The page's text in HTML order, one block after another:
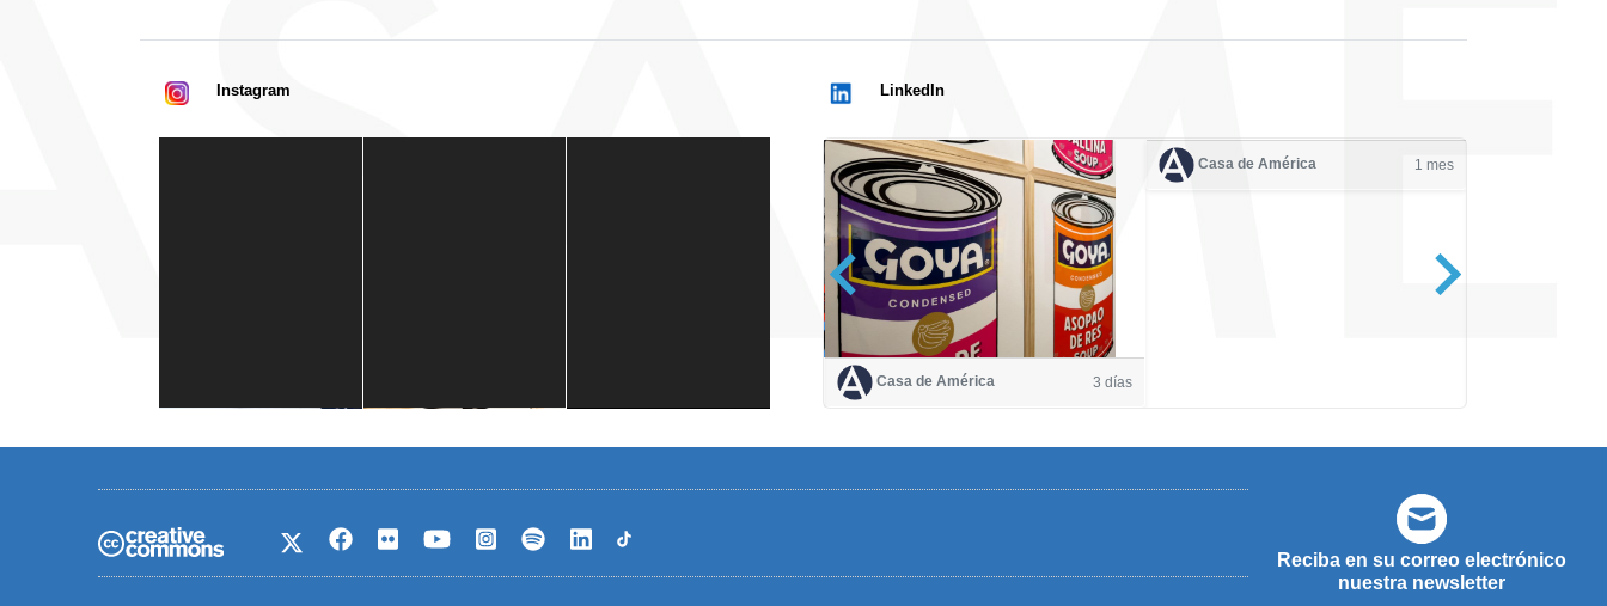
Instagram LinkedIn
Casa de América 3 días
Casa de América 1 mes
Reciba en su correo electrónico
nuestra newsletter